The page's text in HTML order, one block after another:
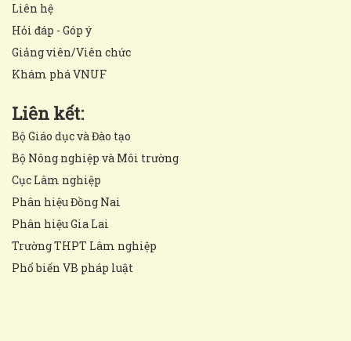
Liên hệ
Hỏi đáp - Góp ý
Giảng viên/Viên chức
Khám phá VNUF
Liên kết:
Bộ Giáo dục và Đào tạo
Bộ Nông nghiệp và Môi trường
Cục Lâm nghiệp
Phân hiệu Đồng Nai
Phân hiệu Gia Lai
Trường THPT Lâm nghiệp
Phổ biến VB pháp luật